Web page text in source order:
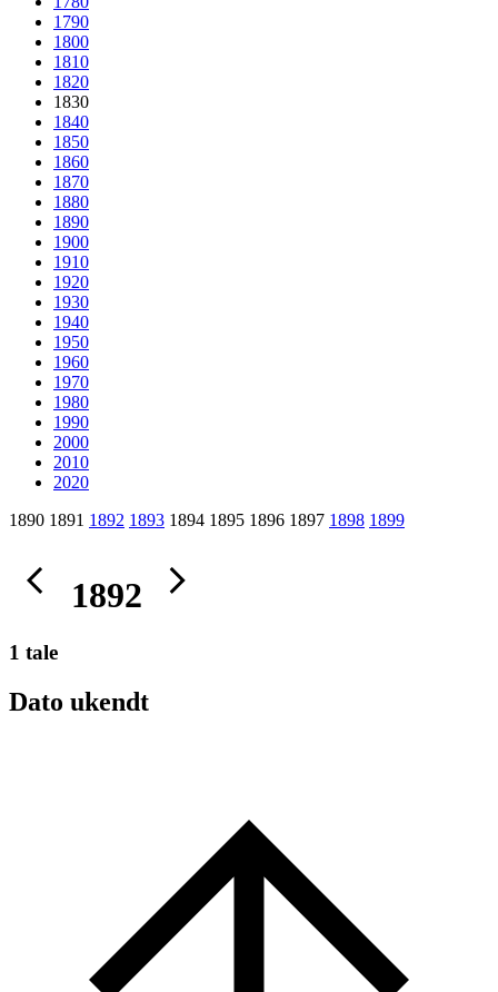
1790
1800
1810
1820
1830
1840
1850
1860
1870
1880
1890
1900
1910
1920
1930
1940
1950
1960
1970
1980
1990
2000
2010
2020
1890 1891 1892 1893 1894 1895 1896 1897 1898 1899
1892
1 tale
Dato ukendt